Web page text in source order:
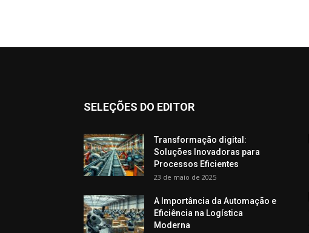
SELEÇÕES DO EDITOR
Transformação digital:
Soluções Inovadoras para
Processos Eficientes
23 de maio de 2025
A Importância da Automação e
Eficiência na Logística
Moderna